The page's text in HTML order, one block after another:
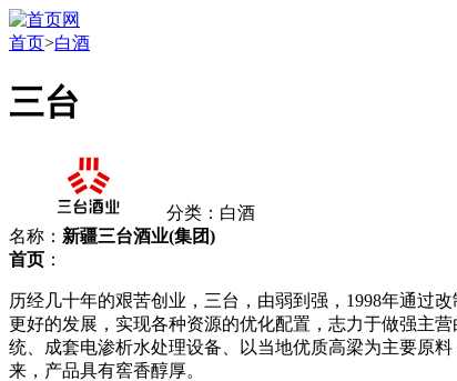
首页>白酒
三台
分类：白酒
名称： 新疆三台酒业(集团)
首页 ：
历经几十年的艰苦创业，三台，由弱到强，1998年通过
更好的发展，实现各种资源的优化配置，志力于做强主
统、成套电渗析水处理设备、以当地优质高梁为主要原
来，产品具有窖香醇厚。